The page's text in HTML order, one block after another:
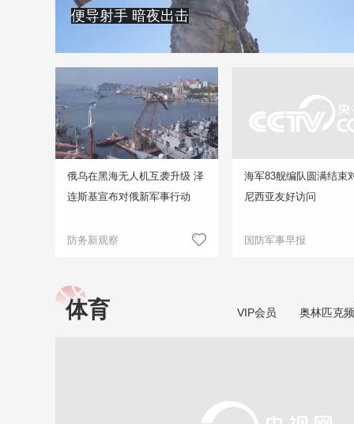
便导射手 暗夜出击
俄乌在黑海无人机互袭升级 泽
连斯基宣布对俄新军事行动
防务新观察
海军83舰编队圆满结束
尼西亚友好访问
国防军事早报
体育 VIP会员 奥林匹克